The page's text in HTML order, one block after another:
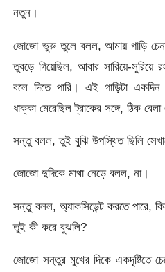
নতুন।
জোজো ভুরু তুলে বলল, আমায় গাড়ি
তুবড়ে গিয়েছিল, আবার সারিয়ে-
বলে দিতে পারি। এই গাড়িটা
ধাক্কা মেরেছিল ট্রাকের সঙ্গে, ঠিক
সন্তু বলল, তুই বুঝি উপস্থিত ছিলি
জোজো দুদিকে মাথা নেড়ে বলল, না।
সন্তু বলল, অ্যাকসিডেন্ট করতে পারে,
তুই কী করে বুঝলি?
জোজো সন্তুর মুখের দিকে একদৃষ্টিতে